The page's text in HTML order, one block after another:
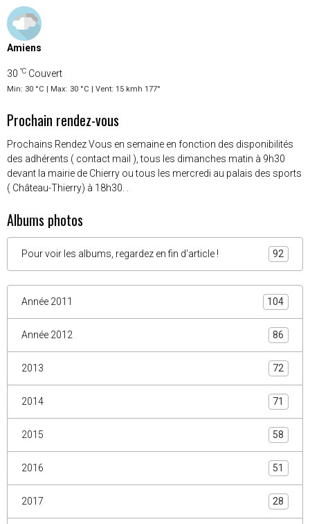
Amiens
30 °C Couvert
Min: 30 °C | Max: 30 °C | Vent: 15 kmh 177°
Prochain rendez-vous
Prochains Rendez Vous en semaine en fonction des disponibilités
des adhérents ( contact mail ), tous les dimanches matin à 9h30
devant la mairie de Chierry ou tous les mercredi au palais des sports
( Château-Thierry) à 18h30. .
Albums photos
Pour voir les albums, regardez en fin d'article ! 92
Année 2011 104
Année 2012 86
2013 72
2014 71
2015 58
2016 51
2017 28